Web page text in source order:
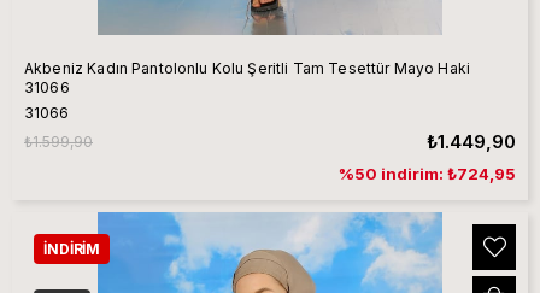
Akbeniz Kadın Pantolonlu Kolu Şeritli Tam Tesettür Mayo Haki
31066
31066
₺1.449,90
₺1.599,90
%50 indirim: ₺724,95
İNDIRIM